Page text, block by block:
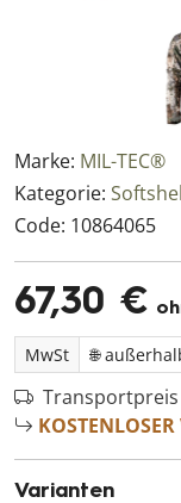
Marke: MIL-TEC®
Kategorie:
Code: 10864065
67,30 €
MwSt
Transportpreis
Varianten